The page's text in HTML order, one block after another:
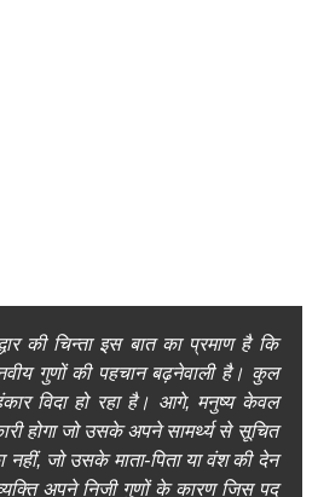
की चिन्ता इस बात का प्रमाण है कि
गुणों की पहचान बढ़नेवाली है। कुल
विदा हो रहा है। आगे, मनुष्य केवल
होगा जो उसके अपने सामर्थ्य से सूचित
नहीं, जो उसके माता-पिता या वंश की देन
अपने निजी गुणों के कारण जिस पद